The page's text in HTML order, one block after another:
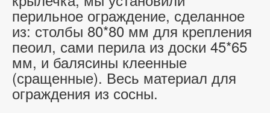
перильное ограждение, сделанное
из: столбы 80*80 мм для крепления
пеоил, сами перила из доски 45*65
мм, и балясины клеенные
(сращенные). Весь материал для
ограждения из сосны.